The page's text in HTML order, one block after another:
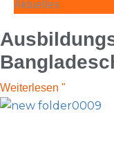
Aktuelles
Weiterlesen "